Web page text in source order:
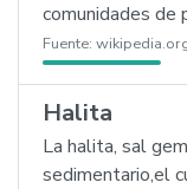
comunidades de
Fuente:
Halita
La halita, sal
sedimentario,el